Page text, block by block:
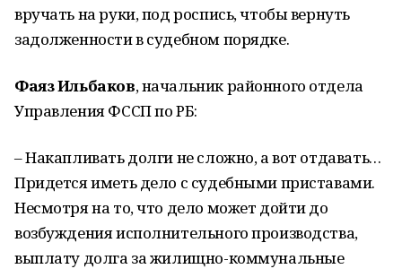
вручать на руки, под роспись, чтобы вернуть
задолженности в судебном порядке.
Фаяз Ильбаков, начальник районного отдела
Управления ФССП по РБ:
– Накапливать долги не сложно, а вот отдавать…
Придется иметь дело с судебными приставами.
Несмотря на то, что дело может дойти до
возбуждения исполнительного производства,
выплату долга за жилищно-коммунальные